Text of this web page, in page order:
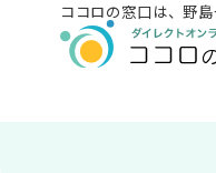
ココロの窓口は、野